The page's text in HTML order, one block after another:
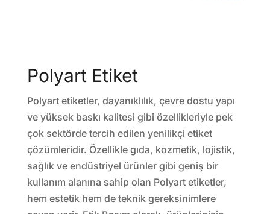
Polyart Etiket
Polyart etiketler, dayanıklılık, çevre dostu yapı
ve yüksek baskı kalitesi gibi özellikleriyle pek
çok sektörde tercih edilen yenilikçi etiket
çözümleridir. Özellikle gıda, kozmetik, lojistik,
sağlık ve endüstriyel ürünler gibi geniş bir
kullanım alanına sahip olan Polyart etiketler,
hem estetik hem de teknik gereksinimlere